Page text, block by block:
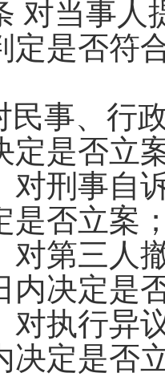
当事人
定是否符
民事、行
定是否立
刑事自诉
是否立案
第三人撤
内决定是
执行异议
决定是否